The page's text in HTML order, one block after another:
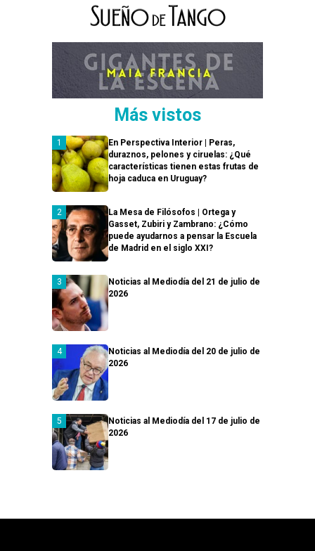
Más vistos
En Perspectiva Interior | Peras,
duraznos, pelones y ciruelas: ¿Qué
características tienen estas frutas de
hoja caduca en Uruguay?
La Mesa de Filósofos | Ortega y
Gasset, Zubiri y Zambrano: ¿Cómo
puede ayudarnos a pensar la Escuela
de Madrid en el siglo XXI?
Noticias al Mediodía del 21 de julio de
2026
Noticias al Mediodía del 20 de julio de
2026
Noticias al Mediodía del 17 de julio de
2026